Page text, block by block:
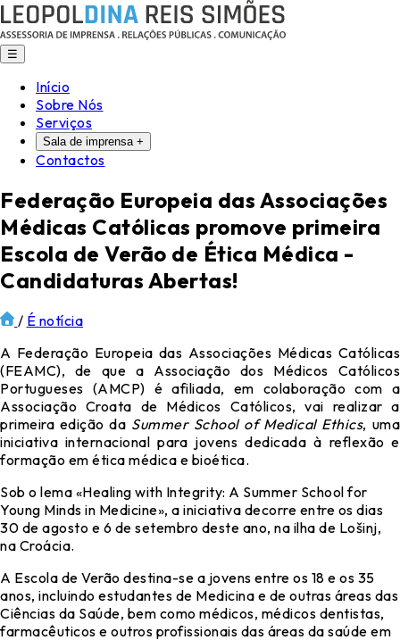
☰
Início
Sobre Nós
Serviços
Sala de imprensa +
Contactos
Federação Europeia das Associações
Médicas Católicas promove primeira
Escola de Verão de Ética Médica -
Candidaturas Abertas!
/ É notícia
A Federação Europeia das Associações Médicas Católicas
(FEAMC), de que a Associação dos Médicos Católicos
Portugueses (AMCP) é afiliada, em colaboração com a
Associação Croata de Médicos Católicos, vai realizar a
primeira edição da Summer School of Medical Ethics, uma
iniciativa internacional para jovens dedicada à reflexão e
formação em ética médica e bioética.
Sob o lema «Healing with Integrity: A Summer School for
Young Minds in Medicine», a iniciativa decorre entre os dias
30 de agosto e 6 de setembro deste ano, na ilha de Lošinj,
na Croácia.
A Escola de Verão destina-se a jovens entre os 18 e os 35
anos, incluindo estudantes de Medicina e de outras áreas das
Ciências da Saúde, bem como médicos, médicos dentistas,
farmacêuticos e outros profissionais das áreas da saúde em